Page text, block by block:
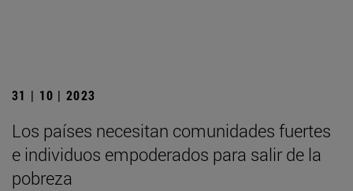
31 | 10 | 2023
Los países necesitan comunidades fuertes
e individuos empoderados para salir de la
pobreza